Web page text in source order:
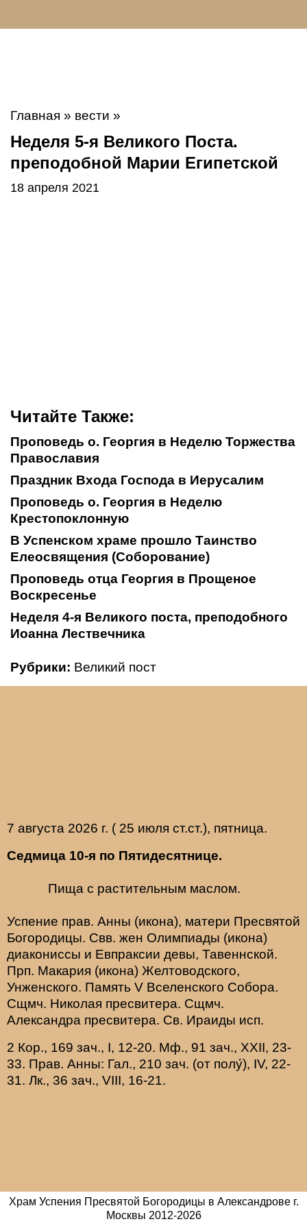
Главная » вести »
Неделя 5-я Великого Поста.
преподобной Марии Египетской
18 апреля 2021
Читайте Также:
Проповедь о. Георгия в Неделю Торжества
Православия
Праздник Входа Господа в Иерусалим
Проповедь о. Георгия в Неделю
Крестопоклонную
В Успенском храме прошло Таинство
Елеосвящения (Соборование)
Проповедь отца Георгия в Прощеное
Воскресенье
Неделя 4-я Великого поста, преподобного
Иоанна Лествечника
Рубрики: Великий пост
7 августа 2026 г. ( 25 июля ст.ст.), пятница.
Седмица 10-я по Пятидесятнице.
Пища с растительным маслом.
Успение прав. Анны (икона), матери Пресвятой
Богородицы. Свв. жен Олимпиады (икона)
диакониссы и Евпраксии девы, Тавеннской.
Прп. Макария (икона) Желтоводского,
Унженского. Память V Вселенского Собора.
Сщмч. Николая пресвитера. Сщмч.
Александра пресвитера. Св. Ираиды исп.
2 Кор., 169 зач., I, 12-20. Мф., 91 зач., XXII, 23-
33. Прав. Анны: Гал., 210 зач. (от полу́), IV, 22-
31. Лк., 36 зач., VIII, 16-21.
Храм Успения Пресвятой Богородицы в Александрове г.
Москвы 2012-2026